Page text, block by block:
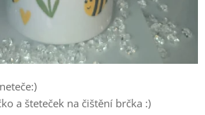
a šteteček na čištění brčka :)